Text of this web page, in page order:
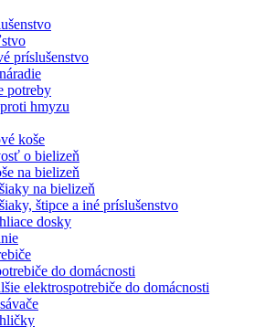
príslušenstvo
potreby
hmyzu
koše
o bielizeň
na bielizeň
na bielizeň
štipce a iné príslušenstvo
dosky
do domácnosti
elektrospotrebiče do domácnosti